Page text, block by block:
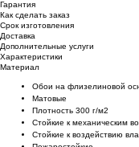
Гарантия
Как сделать заказ
Срок изготовления
Доставка
Дополнительные услуги
Характеристики
Материал
Обои на флизелиновой
Матовые
Плотность 300 г/м2
Стойкие к механическим
Cтойкие к воздействию